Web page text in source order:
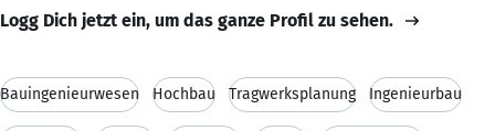
Logg Dich jetzt ein, um das ganze Profil zu sehen.
Bauingenieurwesen Hochbau Tragwerksplanung Ingenieurbau